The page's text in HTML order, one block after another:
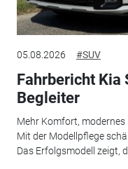
05.08.2026 #SUV
Fahrbericht Kia
Begleiter
Mehr Komfort, modernes
Mit der Modellpflege
Das Erfolgsmodell zeigt,